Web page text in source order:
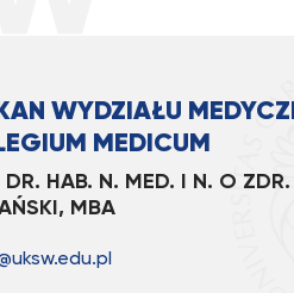
WYDZIAŁU
MEDICUM
DR. HAB. N. MED. I N. O
MBA